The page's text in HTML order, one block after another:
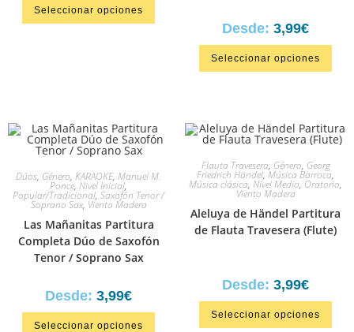
Seleccionar opciones
Desde: 3,99€
Seleccionar opciones
Dúos, Género, KARAOKE, Manuel M.
Ponce, Nivel Inicial,
Popular/Tradicional, Saxofón Tenor /
Soprano Sax, Viento Madera
Las Mañanitas Partitura
Completa Dúo de Saxofón
Tenor / Soprano Sax
Desde: 3,99€
Seleccionar opciones
Flauta Travesera, Género, Georg
Friedrich Händel, Música Barroca,
Música clásica, Nivel Medio, Oratorio,
Viento Madera
Aleluya de Händel Partitura
de Flauta Travesera (Flute)
Desde: 3,99€
Seleccionar opciones